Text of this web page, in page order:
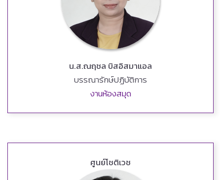
น.ส.ณฤชล บิสอิสมาแอล
บรรณารักษ์ปฏิบัติการ
งานห้องสมุด
ศูนย์โชติเวช